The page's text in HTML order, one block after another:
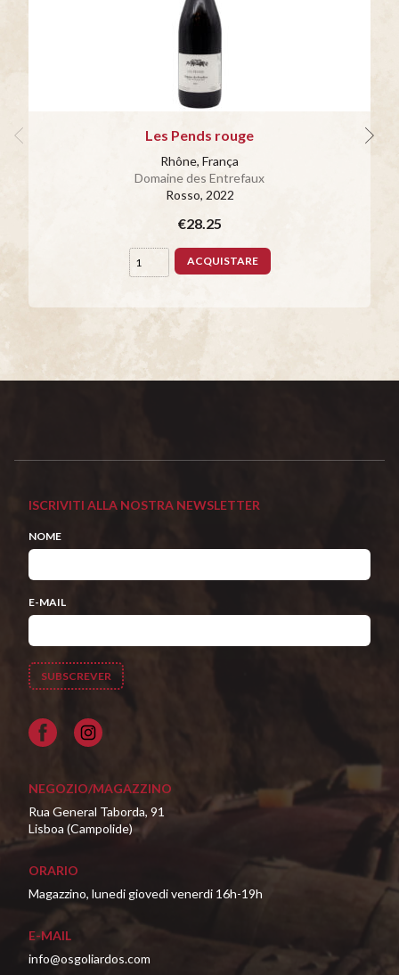
Les Pends rouge
Rhône, França
Domaine des Entrefaux
Rosso, 2022
€28.25
ACQUISTARE
ISCRIVITI ALLA NOSTRA NEWSLETTER
NOME
E-MAIL
Facebook
NEGOZIO/MAGAZZINO
Rua General Taborda, 91
Lisboa (Campolide)
ORARIO
Magazzino, lunedi giovedi venerdi 16h-19h
E-MAIL
info@osgoliardos.com